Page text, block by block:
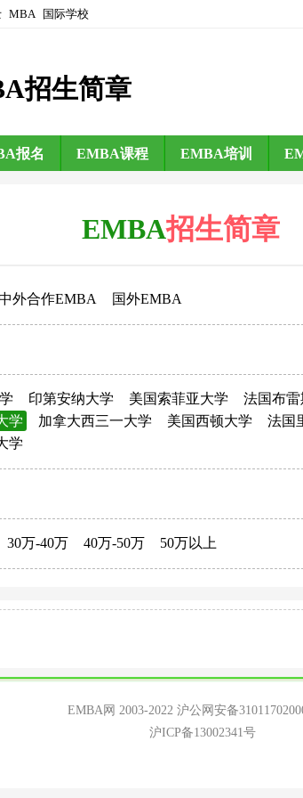
MBA 国际学校
招生简章
报名 EMBA课程 EMBA培训
EMBA招生简章
外合作EMBA 国外EMBA
印第安纳大学 美国索菲亚大学 法国布
学 加拿大西三一大学 美国西顿大学 法国
学
30万-40万 40万-50万 50万以上
EMBA网 2003-2022 沪公网安备
沪ICP备13002341号